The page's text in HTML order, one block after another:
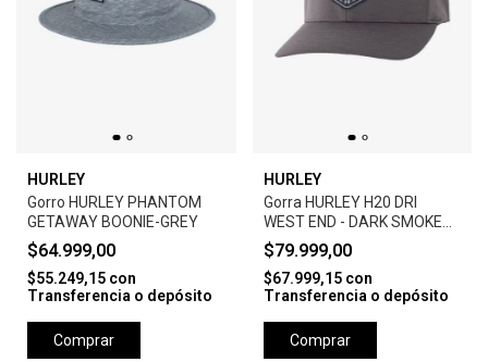
HURLEY
Gorro HURLEY PHANTOM
GETAWAY BOONIE-GREY
$64.999,00
$55.249,15 con
Transferencia o depósito
Comprar
HURLEY
Gorra HURLEY H20 DRI
WEST END - DARK SMOKE
GREY
$79.999,00
$67.999,15 con
Transferencia o depósito
Comprar